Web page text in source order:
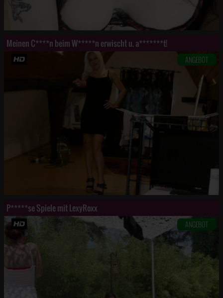
Meinen C****n beim W*****n erwischt u. a*******t!
ANGEBOT
P*****se Spiele mit LexyRoxx
ANGEBOT